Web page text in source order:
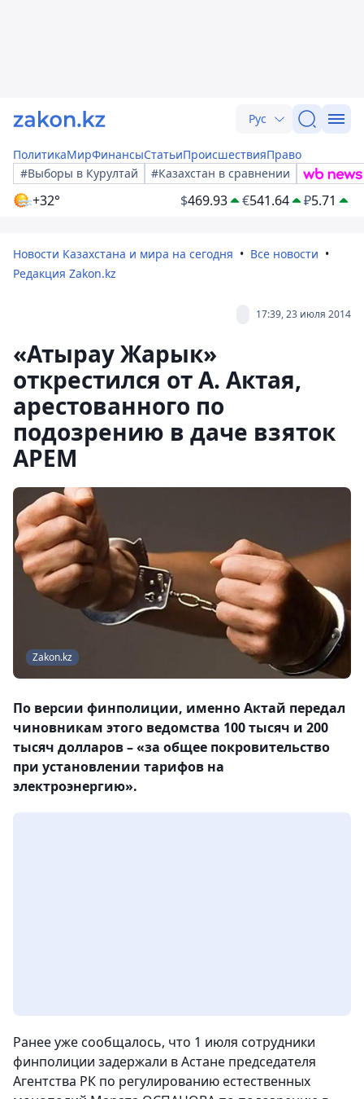
Рус
ПолитикаМирФинансыСтатьиПроисшествияПраво
#Выборы в Курултай
#Казахстан в сравнении
+32° $469.93 €541.64 ₽5.71
Новости Казахстана и мира на сегодня
Все новости
Редакция Zakon.kz
17:39, 23 июля 2014
«Атырау Жарык»
открестился от А. Актая,
арестованного по
подозрению в даче взяток
АРЕМ
Zakon.kz
По версии финполиции, именно Актай передал
чиновникам этого ведомства 100 тысяч и 200
тысяч долларов – «за общее покровительство
при установлении тарифов на
электроэнергию».
Ранее уже сообщалось, что 1 июля сотрудники
финполиции задержали в Астане председателя
Агентства РК по регулированию естественных